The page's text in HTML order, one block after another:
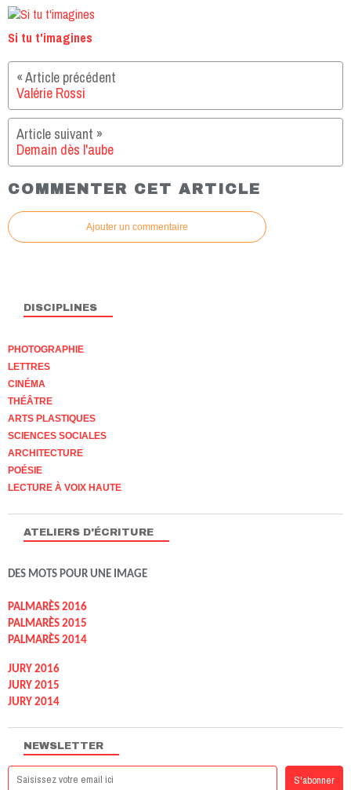
Si tu t'imagines
Valérie Rossi
Demain dès l'aube
COMMENTER CET ARTICLE
Ajouter un commentaire
NEWSLETTER
DISCIPLINES
PHOTOGRAPHIE
LETTRES
CINÉMA
THÉÂTRE
ARTS PLASTIQUES
SCIENCES SOCIALES
ARCHITECTURE
POÉSIE
LECTURE À VOIX HAUTE
ATELIERS D'ÉCRITURE
DES MOTS POUR UNE IMAGE
PALMARÈS 2016
PALMARÈS 2015
PALMARÈS 2014
JURY 2016
JURY 2015
JURY 2014